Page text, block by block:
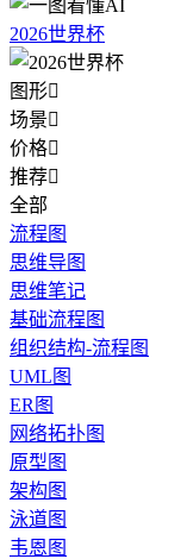
2026世界杯
图形
场景
价格
推荐
全部
流程图
思维导图
思维笔记
基础流程图
组织结构-流程图
UML图
ER图
网络拓扑图
原型图
架构图
泳道图
韦恩图